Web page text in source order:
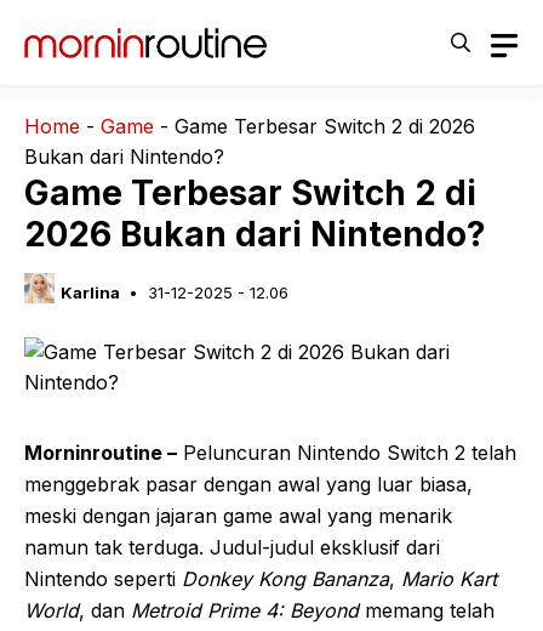
Home - Game - Game Terbesar Switch 2 di 2026
Bukan dari Nintendo?
Game Terbesar Switch 2 di
2026 Bukan dari Nintendo?
Karlina 31-12-2025 - 12.06
Morninroutine – Peluncuran Nintendo Switch 2 telah
menggebrak pasar dengan awal yang luar biasa,
meski dengan jajaran game awal yang menarik
namun tak terduga. Judul-judul eksklusif dari
Nintendo seperti Donkey Kong Bananza, Mario Kart
World, dan Metroid Prime 4: Beyondmemang telah